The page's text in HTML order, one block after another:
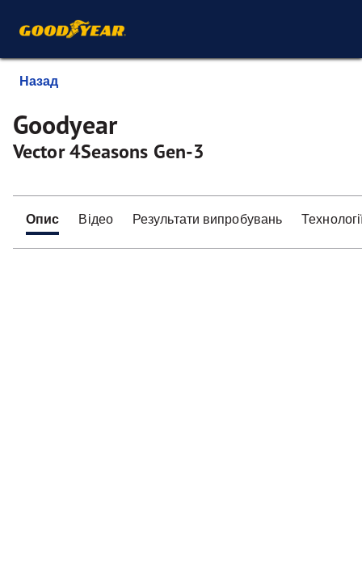
Назад
Goodyear
Vector 4Seasons Gen-3
Опис Відео Результати випробувань